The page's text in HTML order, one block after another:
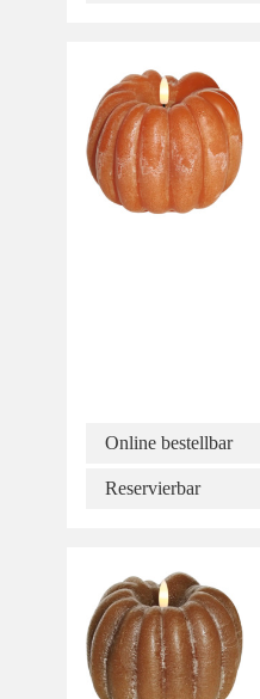
Online bestellbar
Reservierbar